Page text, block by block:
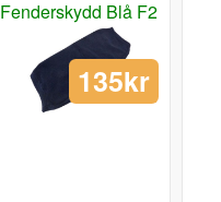
Fenderskydd Blå F2
135kr